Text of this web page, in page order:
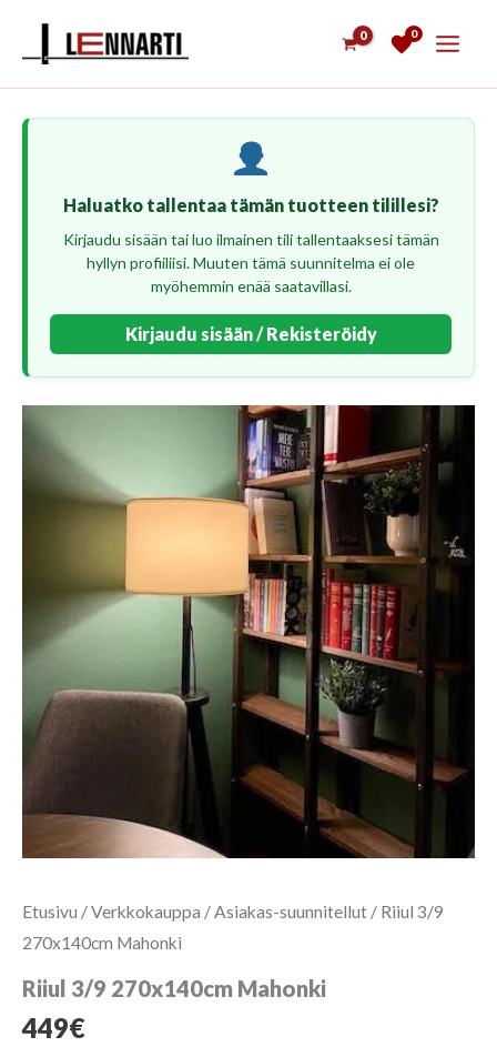
0
Haluatko tallentaa tämän tuotteen tilillesi?
Kirjaudu sisään tai luo ilmainen tili tallentaaksesi tämän
hyllyn profiiliisi. Muuten tämä suunnitelma ei ole
myöhemmin enää saatavillasi.
Kirjaudu sisään / Rekisteröidy
Etusivu /Verkkokauppa / Asiakas-suunnitellut / Riiul 3/9
270x140cm Mahonki
Riiul 3/9 270x140cm Mahonki
449€